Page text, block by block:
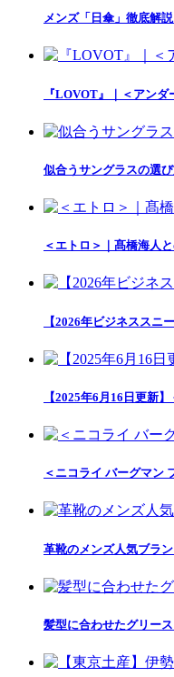
メンズ「日傘」徹底解
『LOVOT』｜＜アン
似合うサングラスの選
＜エトロ＞｜髙橋海人
【2026年ビジネススニ
【2025年6月16日更新
＜ニコライ バーグマン
革靴のメンズ人気ブラ
髪型に合わせたグリー